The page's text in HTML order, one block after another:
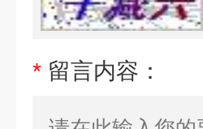
* 留言内容：